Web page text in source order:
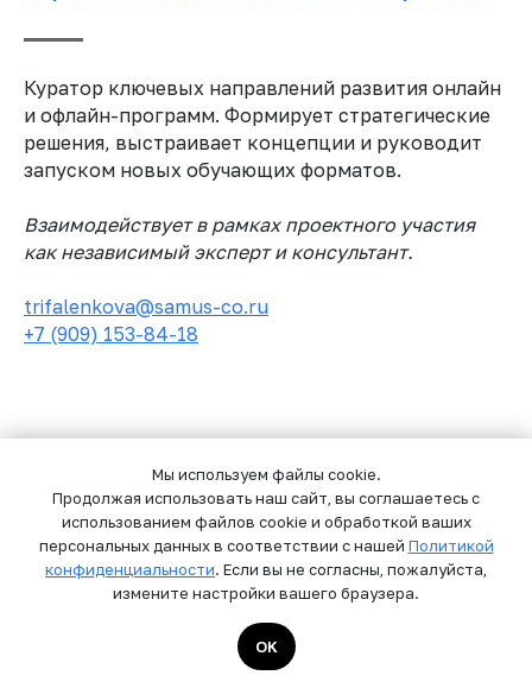
Мы используем файлы cookie.
Продолжая использовать наш сайт, вы соглашаетесь с
использованием файлов cookie и обработкой ваших
персональных данных в соответствии с нашей Политикой
конфиденциальности. Если вы не согласны, пожалуйста,
измените настройки вашего браузера.
OK
Куратор ключевых направлений развития онлайн
и офлайн-программ. Формирует стратегические
решения, выстраивает концепции и руководит
запуском новых обучающих форматов.
Взаимодействует в рамках проектного участия
как независимый эксперт и консультант.
trifalenkova@samus-co.ru
+7 (909) 153-84-18
TRIFALENKOVA@SAMUS-CO.RU
+7 (909) 153-84-18
СИЛЬНАЯ КОМАНДА — ЭТО НЕ
ТОЛЬКО ЭКСПЕРТИЗА, НО И
ПРЕДСТАВЛЕННЫЕ НА САЙТЕ,
СОТРУДНИЧАЮТ С SAMUS-CO НА
ПРОЕКТНЫХ СОГЛАШЕНИЙ. ОНИ
НЕ ЯВЛЯЮТСЯ ШТАТНЫМИ